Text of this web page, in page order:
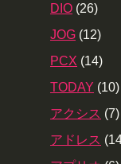
DIO (26)
JOG (12)
PCX (14)
TODAY (10)
アクシス (7)
アドレス